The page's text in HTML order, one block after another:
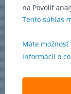
vzdelávacie,
združenie. Hlavným
výchova, vzdelávanie
Od roku 2017 sme
programu pre deti a
a špeciálnych škôl
a riešeniu
reálne zmeny vo
so žiackymi tímami
na Povoliť
Tento súhlas
Máte
informácií o